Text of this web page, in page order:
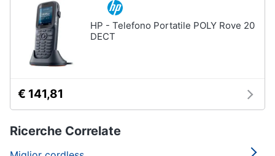
HP - Telefono Portatile POLY Rove 20
DECT
€ 141,81
Ricerche Correlate